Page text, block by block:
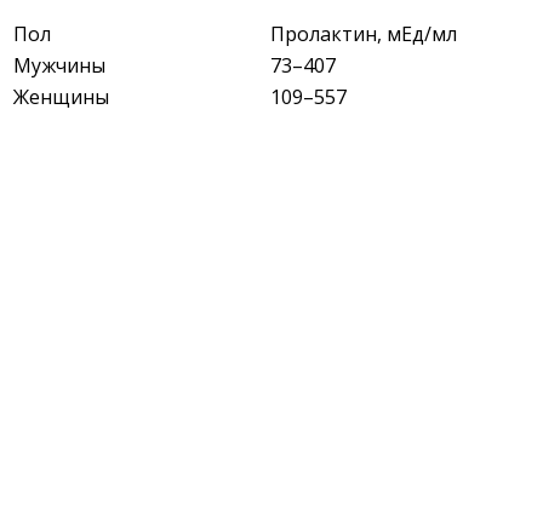
Пол
Пролактин, мЕд/мл
Мужчины
73–407
Женщины
109–557